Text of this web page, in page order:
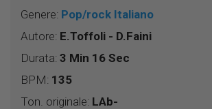
Genere: Pop/rock Italiano
Autore: E.Toffoli - D.Faini
Durata: 3 Min 16 Sec
BPM: 135
Ton. originale: LAb-